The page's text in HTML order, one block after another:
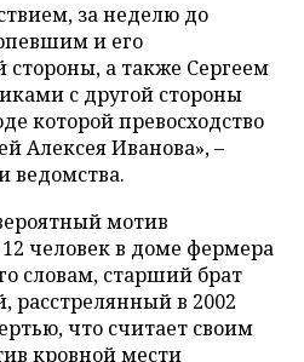
за неделю до
и его
стороны, а также Сергеем
с другой стороны
которой превосходство
Алексея Иванова», –
ведомства.
мотив
человек в доме фермера
словам, старший брат
расстрелянный в 2002
что считает своим
кровной мести